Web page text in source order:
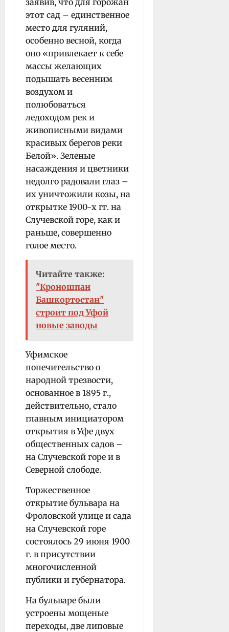
заявив, что для горожан
этот сад – единственное
место для гуляний,
особенно весной, когда
оно «привлекает к себе
массы желающих
подышать весенним
воздухом и
полюбоваться
ледоходом рек и
живописными видами
красивых берегов реки
Белой». Зеленые
насаждения и цветники
недолго радовали глаз –
их уничтожили козы, на
открытке 1900-х гг. на
Случевской горе, как и
раньше, совершенно
голое место.
Читайте также:
"Кроношпан
Башкортостан"
строит под Уфой
новые заводы
Уфимское
попечительство о
народной трезвости,
основанное в 1895 г.,
действительно, стало
главным инициатором
открытия в Уфе двух
общественных садов –
на Случевской горе и в
Северной слободе.
Торжественное
открытие бульвара на
Фроловской улице и сада
на Случевской горе
состоялось 29 июня 1900
г. в присутствии
многочисленной
публики и губернатора.
На бульваре были
устроены мощеные
переходы, две липовые